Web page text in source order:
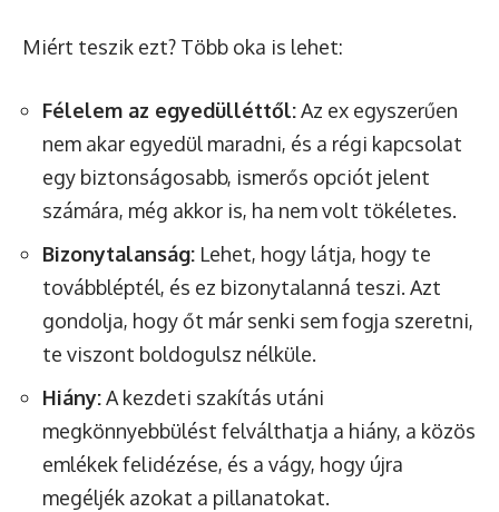
Miért teszik ezt? Több oka is lehet:
Félelem az egyedülléttől:Az ex egyszerűen
nem akar egyedül maradni, és a régi kapcsolat
egy biztonságosabb, ismerős opciót jelent
számára, még akkor is, ha nem volt tökéletes.
Bizonytalanság: Lehet, hogy látja, hogy te
továbbléptél, és ez bizonytalanná teszi. Azt
gondolja, hogy őt már senki sem fogja szeretni,
te viszont boldogulsz nélküle.
Hiány:A kezdeti szakítás utáni
megkönnyebbülést felválthatja a hiány, a közös
emlékek felidézése, és a vágy, hogy újra
megéljék azokat a pillanatokat.